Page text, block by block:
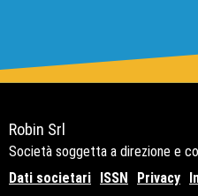
Robin Srl
Società soggetta a direzione e
Dati societari
ISSN Privacy